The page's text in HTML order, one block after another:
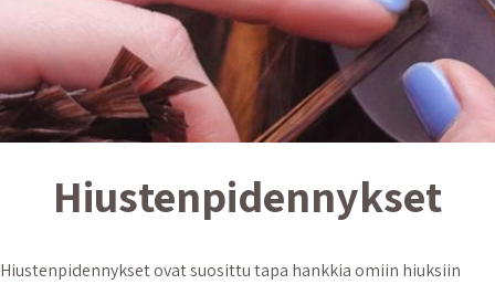
Hiustenpidennykset
Hiustenpidennykset ovat suosittu tapa hankkia omiin hiuksiin